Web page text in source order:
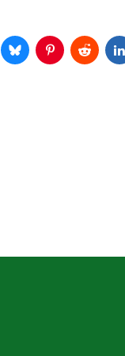
BlueskyPinterestReddit